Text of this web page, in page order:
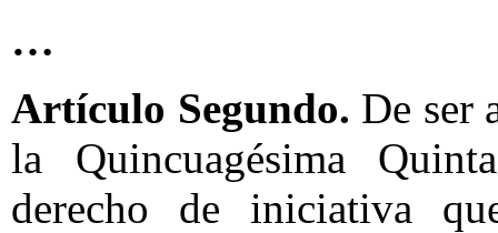
…
Artículo Segundo. De ser
la Quincuagésima
derecho de iniciativa